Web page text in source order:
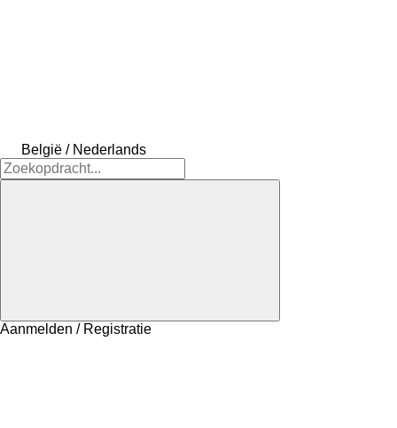
België / Nederlands
Aanmelden / Registratie